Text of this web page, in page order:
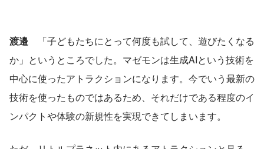
渡邉
「子どもたちにとって何度も試して、遊びたくなる
か」というところでした。マゼモンは生成AIという技術を
中心に使ったアトラクションになります。今でいう最新の
技術を使ったものではあるため、それだけである程度のイ
ンパクトや体験の新規性を実現できてしまいます。